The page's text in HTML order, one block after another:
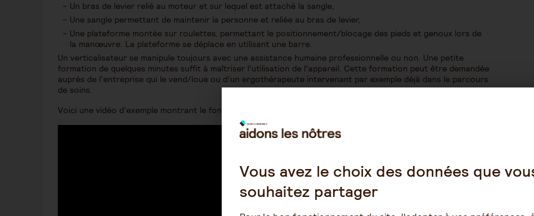
Un bras de levier relié au moteur et sur lequel est attaché la sangle,
Une sangle permettant de maintenir la personne et reliée au bras de levier,
Une plateforme montée sur roulettes, permettant le positionnement/blocage des pieds et genoux lors de
la manœuvre. La plateforme se déplace en utilisant une barre.
Un verticalisateur se manipule toujours avec une assistance humaine professionnelle ou non. Une petite
formation de quelques minutes suffit à maîtriser l’utilisation de l’appareil. Cette formation peut être demandée
auprès de l’entreprise qui le vend/loue ou d’un ergothérapeute intervenant par exemple déjà dans le parcours
de soins.
Voici une vidéo d’exemple montrant le fonctionnement de l’appareil :
Vous avez le choix des données que
souhaitez partager